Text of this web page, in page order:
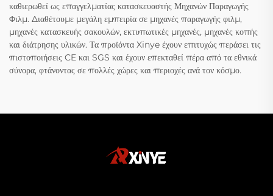
καθιερωθεί ως επαγγελματίας κατασκευαστής Μηχανών Παραγωγής
Φιλμ. Διαθέτουμε μεγάλη εμπειρία σε μηχανές παραγωγής φιλμ,
μηχανές κατασκευής σακουλών, εκτυπωτικές μηχανές, μηχανές κοπής
και διάτρησης υλικών. Τα προϊόντα Xinye έχουν επιτυχώς περάσει τις
πιστοποιήσεις CE και SGS και έχουν επεκταθεί πέρα από τα εθνικά
σύνορα, φτάνοντας σε πολλές χώρες και περιοχές ανά τον κόσμο.